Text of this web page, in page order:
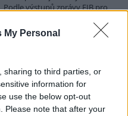
My Personal
sharing to third parties, or
information for
use the below opt-out
Please note that after your
Podle výstupů zprávy EIB pro
zhruba 40 % osob žijících v
je kromě nové výstavby
dlouhodobé provozní
totiž vydává na bydlení více